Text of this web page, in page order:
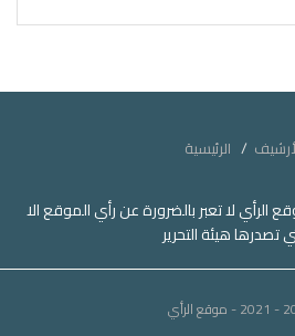
الرئيسية
لا تعبر بالضرورة عن رأي الموقع الا
تصدرها هيئة التحرير
- موقع الرأي